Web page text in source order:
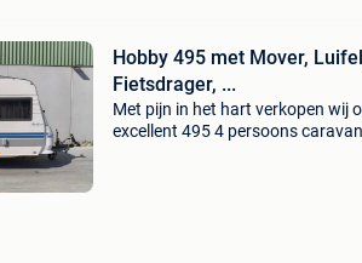
Hobby 495 met Mover,
Fietsdrager, ...
Met pijn in het hart verkopen wij
excellent 495 4 persoons